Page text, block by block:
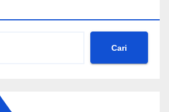
Cari